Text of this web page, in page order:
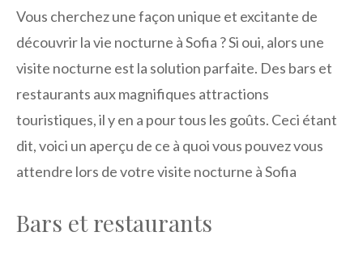
Vous cherchez une façon unique et excitante de
découvrir la vie nocturne à Sofia ? Si oui, alors une
visite nocturne est la solution parfaite. Des bars et
restaurants aux magnifiques attractions
touristiques, il y en a pour tous les goûts. Ceci étant
dit, voici un aperçu de ce à quoi vous pouvez vous
attendre lors de votre visite nocturne à Sofia
Bars et restaurants